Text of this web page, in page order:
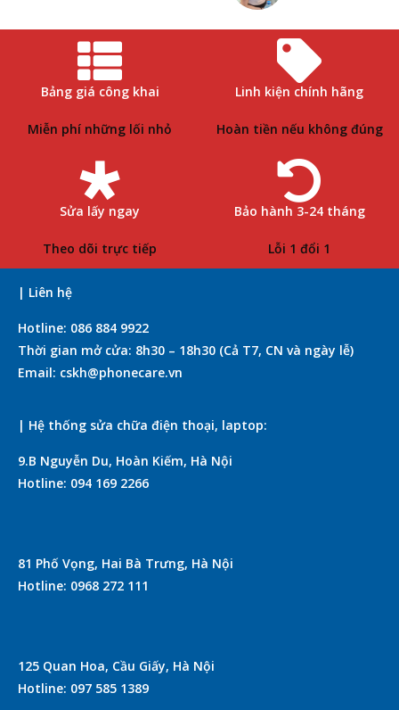
Bảng giá công khai
Miễn phí những lối nhỏ
Linh kiện chính hãng
Hoàn tiền nếu không đúng
Sửa lấy ngay
Theo dõi trực tiếp
Bảo hành 3-24 tháng
Lỗi 1 đổi 1
| Liên hệ
Hotline: 086 884 9922
Thời gian mở cửa: 8h30 – 18h30 (Cả T7, CN và ngày lễ)
Email: cskh@phonecare.vn
| Hệ thống sửa chữa điện thoại, laptop:
9.B Nguyễn Du, Hoàn Kiếm, Hà Nội
Hotline: 094 169 2266
81 Phố Vọng, Hai Bà Trưng, Hà Nội
Hotline: 0968 272 111
125 Quan Hoa, Cầu Giấy, Hà Nội
Hotline: 097 585 1389